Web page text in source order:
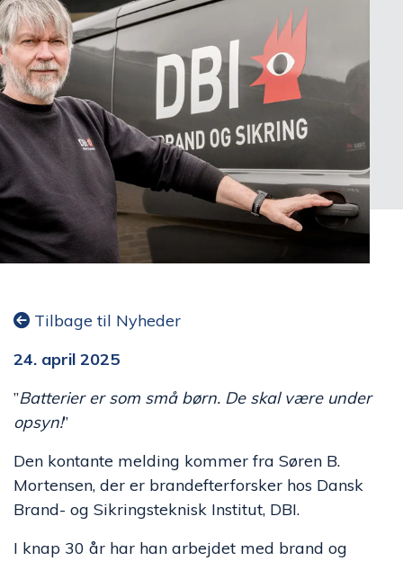
Tilbage til Nyheder
24. april 2025
”Batterier er som små børn. De skal være under
opsyn!”
Den kontante melding kommer fra Søren B.
Mortensen, der er brandefterforsker hos Dansk
Brand- og Sikringsteknisk Institut, DBI.
I knap 30 år har han arbejdet med brand og